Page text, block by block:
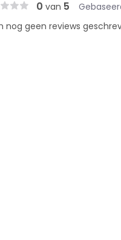
0 van 5
nog geen reviews